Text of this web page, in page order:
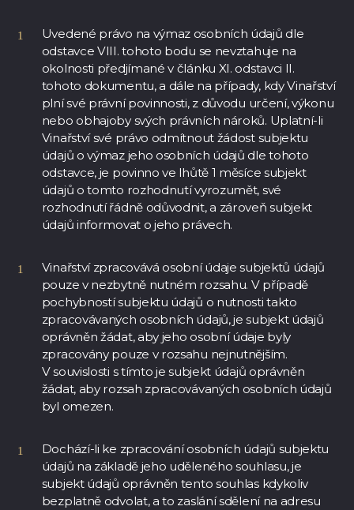
Uvedené právo na výmaz osobních údajů dle
odstavce VIII. tohoto bodu se nevztahuje na
okolnosti předjímané v článku XI. odstavci II.
tohoto dokumentu, a dále na případy, kdy Vinařství
plní své právní povinnosti, z důvodu určení, výkonu
nebo obhajoby svých právních nároků. Uplatní-li
Vinařství své právo odmítnout žádost subjektu
údajů o výmaz jeho osobních údajů dle tohoto
odstavce, je povinno ve lhůtě 1 měsíce subjekt
údajů o tomto rozhodnutí vyrozumět, své
rozhodnutí řádně odůvodnit, a zároveň subjekt
údajů informovat o jeho právech.
Vinařství zpracovává osobní údaje subjektů údajů
pouze v nezbytně nutném rozsahu. V případě
pochybností subjektu údajů o nutnosti takto
zpracovávaných osobních údajů, je subjekt údajů
oprávněn žádat, aby jeho osobní údaje byly
zpracovány pouze v rozsahu nejnutnějším.
V souvislosti s tímto je subjekt údajů oprávněn
žádat, aby rozsah zpracovávaných osobních údajů
byl omezen.
Dochází-li ke zpracování osobních údajů subjektu
údajů na základě jeho uděleného souhlasu, je
subjekt údajů oprávněn tento souhlas kdykoliv
bezplatně odvolat, a to zaslání sdělení na adresu